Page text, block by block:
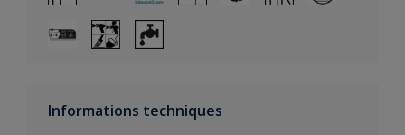
Informations techniques